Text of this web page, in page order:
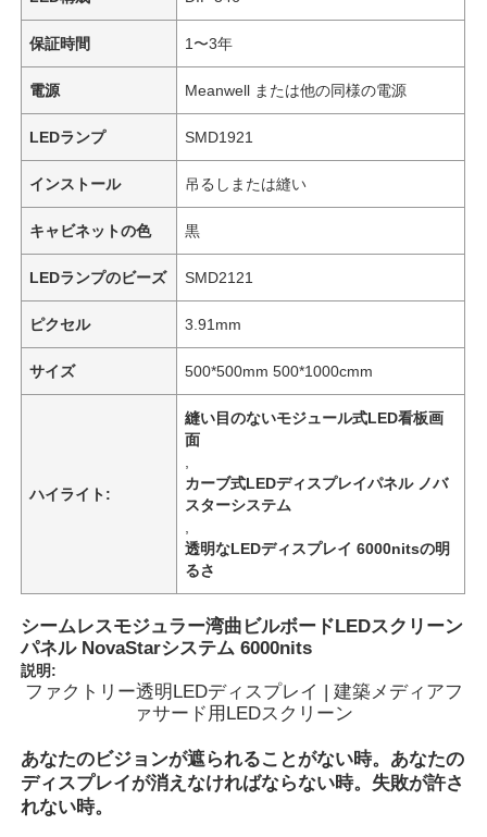
保証時間 1〜3年
電源 Meanwell または他の同様の電源
LEDランプ SMD1921
インストール 吊るしまたは縫い
キャビネットの色 黒
LEDランプのビーズ SMD2121
ピクセル 3.91mm
サイズ 500*500mm 500*1000cmm
ハイライト:
縫い目のないモジュール式LED看板画
面
カーブ式LEDディスプレイパネル ノバ
スターシステム
透明なLEDディスプレイ 6000nitsの明
るさ
シームレスモジュラー湾曲ビルボードLEDスクリーン
パネル NovaStarシステム 6000nits
説明:
ファクトリー透明LEDディスプレイ | 建築メディアフ
ァサード用LEDスクリーン
あなたのビジョンが遮られることがない時。あなたの
ディスプレイが消えなければならない時。失敗が許さ
れない時。